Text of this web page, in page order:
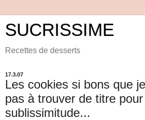
SUCRISSIME
Recettes de desserts
17.3.07
Les cookies si bons que
pas à trouver de titre
sublissimitude...